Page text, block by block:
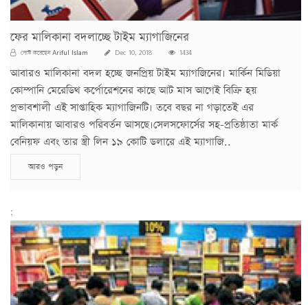
ফের মালিকানা বদলাচ্ছে টাইম ম্যাগাজিনের
পোস্ট করেছেনAriful Islam Dec 10, 2018 1434
আবারও মালিকানা বদল হচ্ছে জনপ্রিয় টাইম ম্যাগজিনের। মার্কিন মিডিয়া
কোম্পানি মেরেডিথ কর্পোরেশনের কাছে আট মাস আগেই বিক্রি হয়
প্রভাবশালী এই সাপ্তাহিক ম্যাগাজিনটি। তবে বছর না গড়াতেই এর
মালিকানায় আবারও পরিবর্তন আসছে।সেলসফোর্সের সহ-প্রতিষ্ঠাতা মার্ক
বেনিয়ফ এবং তার স্ত্রী লিন ১৯ কোটি ডলারে এই ম্যাগাজি..
আরও পড়ুন
;